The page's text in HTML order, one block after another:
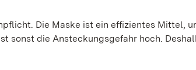
Die Maske ist ein effizientes Mittel,
sonst die Ansteckungsgefahr hoch.